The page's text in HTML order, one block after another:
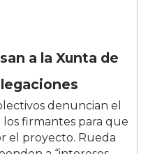
a la Xunta de
denuncian el
firmantes para que
el proyecto. Rueda